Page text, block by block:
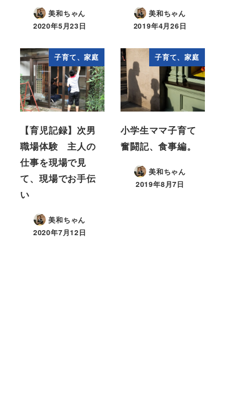
美和ちゃん
2020年5月23日
美和ちゃん
2019年4月26日
子育て、家庭
【育児記録】次男
職場体験 主人の
仕事を現場で見
て、現場でお手伝
い
美和ちゃん
2020年7月12日
子育て、家庭
小学生ママ子育て
奮闘記、食事編。
美和ちゃん
2019年8月7日